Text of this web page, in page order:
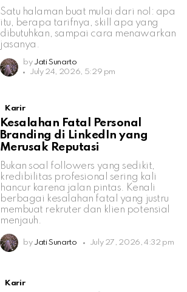
Satu halaman buat mulai dari nol: apa
itu, berapa tarifnya, skill apa yang
dibutuhkan, sampai cara menawarkan
jasanya.
by Jati Sunarto
July 24, 2026, 5:29 pm
Karir
Kesalahan Fatal Personal
Branding di LinkedIn yang
Merusak Reputasi
Bukan soal followers yang sedikit,
kredibilitas profesional sering kali
hancur karena jalan pintas. Kenali
berbagai kesalahan fatal yang justru
membuat rekruter dan klien potensial
menjauh.
by Jati Sunarto July 27, 2026, 4:32 pm
Karir